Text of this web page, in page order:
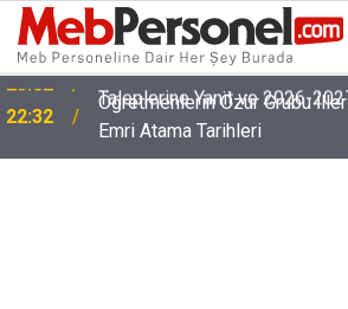
22:32
Öğretmenlerin Özür Grubu
Emri Atama Tarihleri